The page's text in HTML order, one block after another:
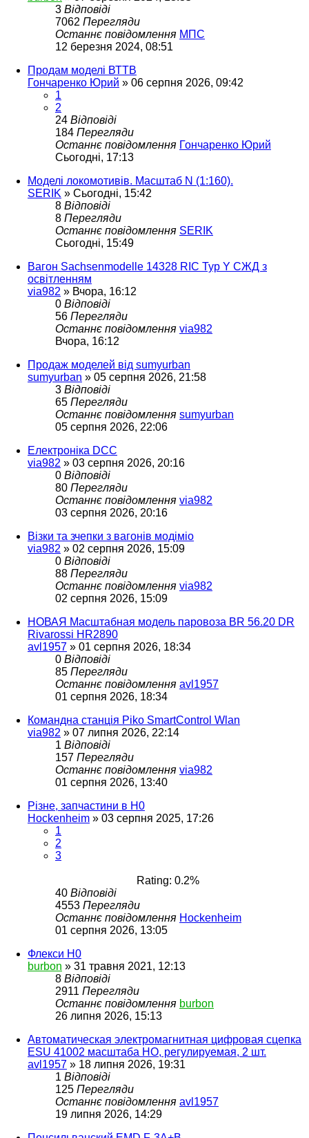
3 Відповіді
7062 Перегляди
Останнє повідомлення МПС
12 березня 2024, 08:51
Продам моделі ВТТВ
Гончаренко Юрий » 06 серпня 2026, 09:42
1
2
24 Відповіді
184 Перегляди
Останнє повідомлення Гончаренко Юрий
Сьогодні, 17:13
Моделі локомотивів. Масштаб N (1:160).
SERIK » Сьогодні, 15:42
8 Відповіді
8 Перегляди
Останнє повідомлення SERIK
Сьогодні, 15:49
Вагон Sachsenmodelle 14328 RIC Typ Y СЖД з
освітленням
via982 » Вчора, 16:12
0 Відповіді
56 Перегляди
Останнє повідомлення via982
Вчора, 16:12
Продаж моделей від sumyurban
sumyurban » 05 серпня 2026, 21:58
3 Відповіді
65 Перегляди
Останнє повідомлення sumyurban
05 серпня 2026, 22:06
Електроніка DCC
via982 » 03 серпня 2026, 20:16
0 Відповіді
80 Перегляди
Останнє повідомлення via982
03 серпня 2026, 20:16
Візки та зчепки з вагонів модіміо
via982 » 02 серпня 2026, 15:09
0 Відповіді
88 Перегляди
Останнє повідомлення via982
02 серпня 2026, 15:09
НОВАЯ Масштабная модель паровоза BR 56.20 DR
Rivarossi HR2890
avl1957 » 01 серпня 2026, 18:34
0 Відповіді
85 Перегляди
Останнє повідомлення avl1957
01 серпня 2026, 18:34
Командна станція Piko SmartControl Wlan
via982 » 07 липня 2026, 22:14
1 Відповіді
157 Перегляди
Останнє повідомлення via982
01 серпня 2026, 13:40
Різне, запчастини в H0
Hockenheim » 03 серпня 2025, 17:26
1
2
3
Rating: 0.2%
40 Відповіді
4553 Перегляди
Останнє повідомлення Hockenheim
01 серпня 2026, 13:05
Флекси Н0
burbon » 31 травня 2021, 12:13
8 Відповіді
2911 Перегляди
Останнє повідомлення burbon
26 липня 2026, 15:13
Автоматическая электромагнитная цифровая сцепка
ESU 41002 масштаба HO, регулируемая, 2 шт.
avl1957 » 18 липня 2026, 19:31
1 Відповіді
125 Перегляди
Останнє повідомлення avl1957
19 липня 2026, 14:29